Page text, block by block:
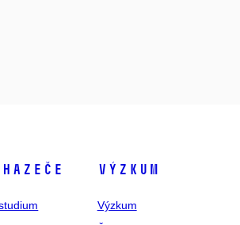
Výzkum
Výzkum